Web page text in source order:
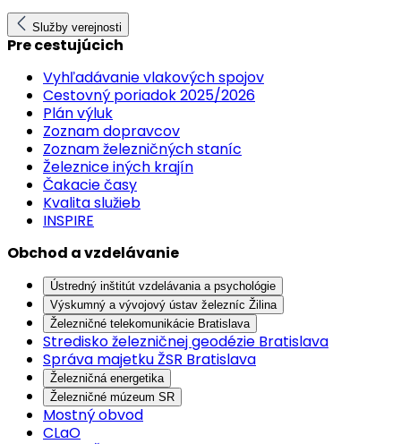
Služby verejnosti
Pre cestujúcich
Vyhľadávanie vlakových spojov
Cestovný poriadok 2025/2026
Plán výluk
Zoznam dopravcov
Zoznam železničných staníc
Železnice iných krajín
Čakacie časy
Kvalita služieb
INSPIRE
Obchod a vzdelávanie
Ústredný inštitút vzdelávania a psychológie
Výskumný a vývojový ústav železníc Žilina
Železničné telekomunikácie Bratislava
Stredisko železničnej geodézie Bratislava
Správa majetku ŽSR Bratislava
Železničná energetika
Železničné múzeum SR
Mostný obvod
CLaO